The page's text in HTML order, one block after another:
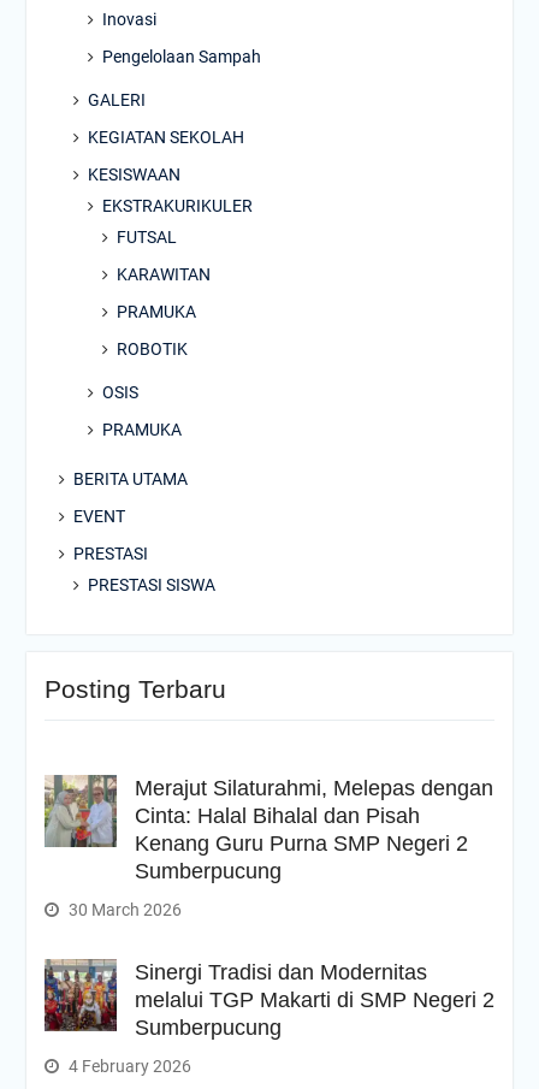
Inovasi
Pengelolaan Sampah
GALERI
KEGIATAN SEKOLAH
KESISWAAN
EKSTRAKURIKULER
FUTSAL
KARAWITAN
PRAMUKA
ROBOTIK
OSIS
PRAMUKA
BERITA UTAMA
EVENT
PRESTASI
PRESTASI SISWA
Posting Terbaru
Merajut Silaturahmi, Melepas dengan
Cinta: Halal Bihalal dan Pisah
Kenang Guru Purna SMP Negeri 2
Sumberpucung
30 March 2026
Sinergi Tradisi dan Modernitas
melalui TGP Makarti di SMP Negeri 2
Sumberpucung
4 February 2026